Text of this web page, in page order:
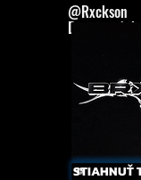
Dynamic
STIAHNUŤ